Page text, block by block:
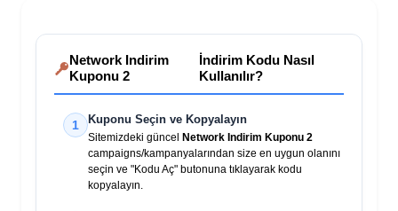
Network Indirim
Kuponu 2
İndirim Kodu Nasıl
Kullanılır?
1 Kuponu Seçin ve Kopyalayın
Sitemizdeki güncel
Network Indirim Kuponu 2
campaigns/kampanyalarından size en uygun olanını
seçin ve "Kodu Aç" butonuna tıklayarak kodu
kopyalayın.